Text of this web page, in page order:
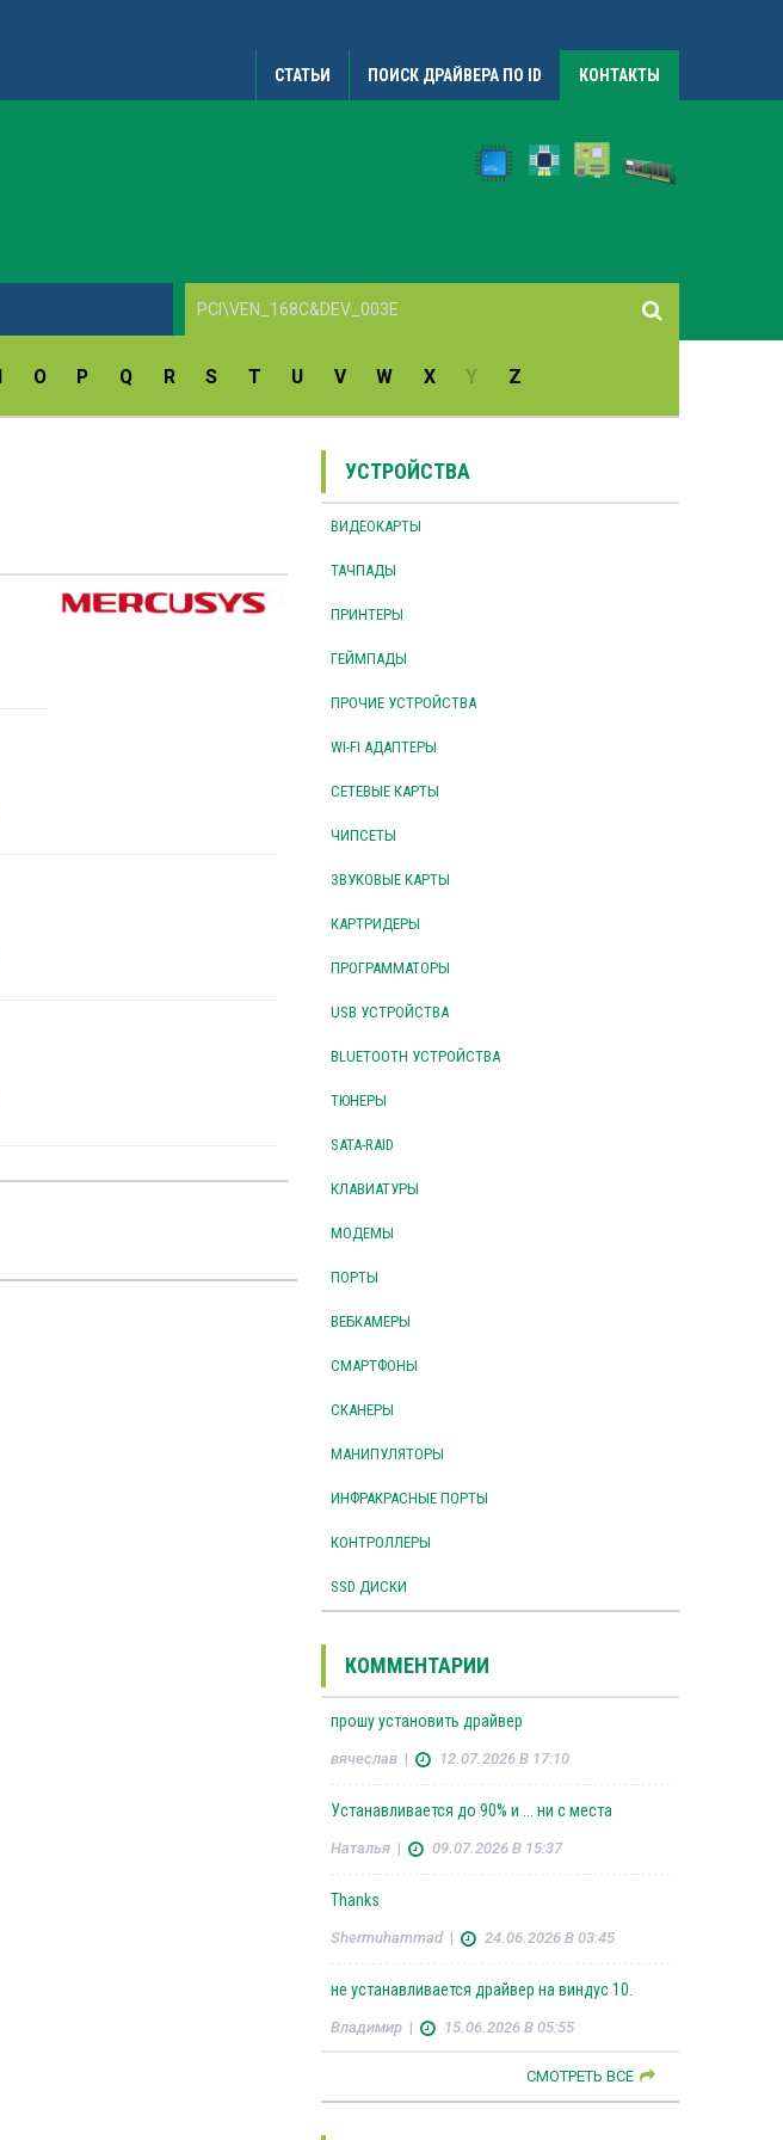
СТАТЬИ ПОИСК ДРАЙВЕРА ПО ID КОНТАКТЫ
O P Q R S T U V W X Y Z
УСТРОЙСТВА
ВИДЕОКАРТЫ
ТАЧПАДЫ
ПРИНТЕРЫ
ГЕЙМПАДЫ
ПРОЧИЕ УСТРОЙСТВА
WI-FI АДАПТЕРЫ
СЕТЕВЫЕ КАРТЫ
ЧИПСЕТЫ
ЗВУКОВЫЕ КАРТЫ
КАРТРИДЕРЫ
ПРОГРАММАТОРЫ
USB УСТРОЙСТВА
BLUETOOTH УСТРОЙСТВА
ТЮНЕРЫ
SATA-RAID
КЛАВИАТУРЫ
МОДЕМЫ
ПОРТЫ
ВЕБКАМЕРЫ
СМАРТФОНЫ
СКАНЕРЫ
МАНИПУЛЯТОРЫ
ИНФРАКРАСНЫЕ ПОРТЫ
КОНТРОЛЛЕРЫ
SSD ДИСКИ
КОММЕНТАРИИ
прошу установить драйвер
вячеслав| 12.07.2026 В 17:10
Устанавливается до 90% и ... ни с места
Наталья| 09.07.2026 В 15:37
Thanks
Shermuhammad| 24.06.2026 В 03:45
не устанавливается драйвер на виндус 10.
Владимир| 15.06.2026 В 05:55
СМОТРЕТЬ ВСЕ